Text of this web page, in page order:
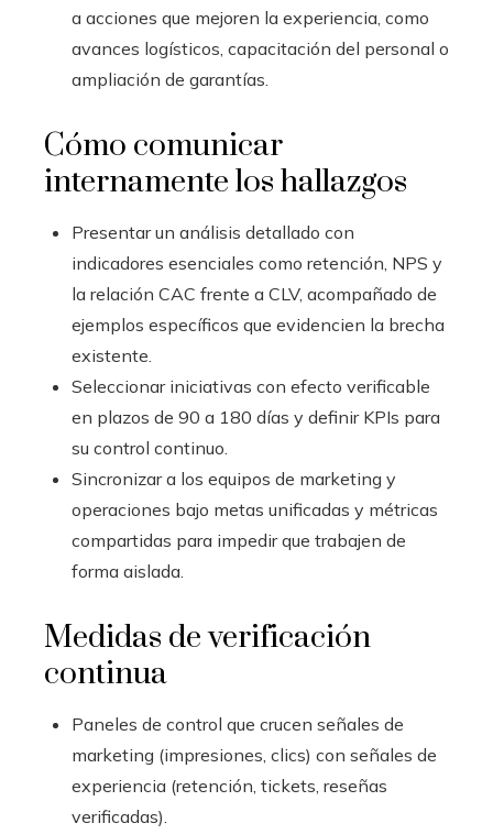
a acciones que mejoren la experiencia, como
avances logísticos, capacitación del personal o
ampliación de garantías.
Cómo comunicar
internamente los hallazgos
Presentar un análisis detallado con
indicadores esenciales como retención, NPS y
la relación CAC frente a CLV, acompañado de
ejemplos específicos que evidencien la brecha
existente.
Seleccionar iniciativas con efecto verificable
en plazos de 90 a 180 días y definir KPIs para
su control continuo.
Sincronizar a los equipos de marketing y
operaciones bajo metas unificadas y métricas
compartidas para impedir que trabajen de
forma aislada.
Medidas de verificación
continua
Paneles de control que crucen señales de
marketing (impresiones, clics) con señales de
experiencia (retención, tickets, reseñas
verificadas).